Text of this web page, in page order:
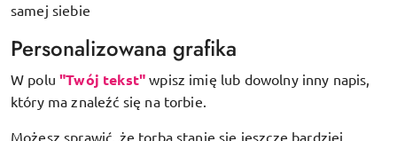
samej siebie
Personalizowana grafika
W polu"Twój tekst" wpisz imię lub dowolny inny napis,
który ma znaleźć się na torbie.
Możesz sprawić, że torba stanie się jeszcze bardziej